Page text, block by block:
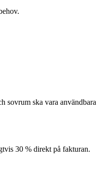
sovrum ska vara användbara
30 % direkt på fakturan.